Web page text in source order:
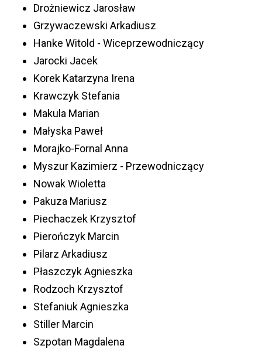
Drożniewicz Jarosław
Grzywaczewski Arkadiusz
Hanke Witold - Wiceprzewodniczący
Jarocki Jacek
Korek Katarzyna Irena
Krawczyk Stefania
Makula Marian
Małyska Paweł
Morajko-Fornal Anna
Myszur Kazimierz - Przewodniczący
Nowak Wioletta
Pakuza Mariusz
Piechaczek Krzysztof
Pierończyk Marcin
Pilarz Arkadiusz
Płaszczyk Agnieszka
Rodzoch Krzysztof
Stefaniuk Agnieszka
Stiller Marcin
Szpotan Magdalena